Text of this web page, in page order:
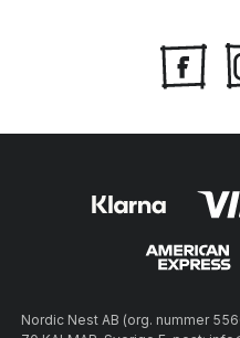
Nordic Nest AB (org. nummer